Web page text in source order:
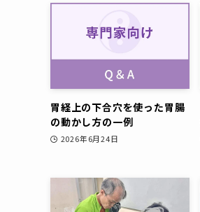
胃経上の下合穴を使った胃腸
の動かし方の一例
2026年6月24日